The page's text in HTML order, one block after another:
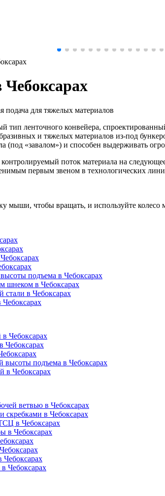
для тяжелых материалов
ленточного конвейера,
и тяжелых материалов из-под
(под «завалом») и способен выдерживать
поток материала на
первым звеном в технологических
мыши, чтобы вращать, и используйте
подъема в Чебоксарах
шнеком в Чебоксарах
в Чебоксарах
Чебоксарах
Чебоксарах
высоты подъема в Чебоксарах
в Чебоксарах
ветвью в Чебоксарах
в Чебоксарах
в Чебоксарах
в Чебоксарах
Чебоксарах
Чебоксарах